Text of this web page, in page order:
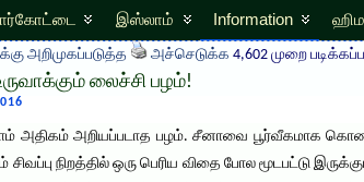
இஸ்லாம் Information
அறிமுகப்படுத்த அச்செடுக்க 4,602 முறை
லைச்சி பழம்!
அதிகம் அறியப்படாத பழம். சீனாவை பூர்வீகமாக
சிவப்பு நிறத்தில் ஒரு பெரிய விதை போல மூடபட்டு